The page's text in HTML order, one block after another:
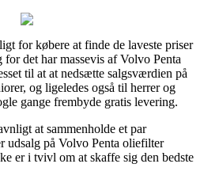
for købere at finde de laveste priser
for det har massevis af Volvo Penta
til at at nedsætte salgsværdien på
og ligeledes også til herrer og
gange frembyde gratis levering.
at sammenholde et par
udsalg på Volvo Penta oliefilter
er i tvivl om at skaffe sig den bedste